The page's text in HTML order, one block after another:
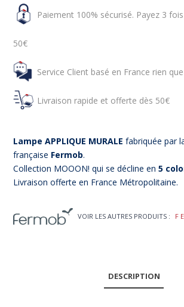
Paiement 100% sécurisé. Payez 3
50€
Service Client basé en France rien
Livraison rapide et offerte dès 50€
Lampe APPLIQUE MURALEfabriquée par
française Fermob.
Collection MOOON! qui se décline en 5
Livraison offerte en France Métropolitaine.
VOIR LES AUTRES PRODUITS :
DESCRIPTION